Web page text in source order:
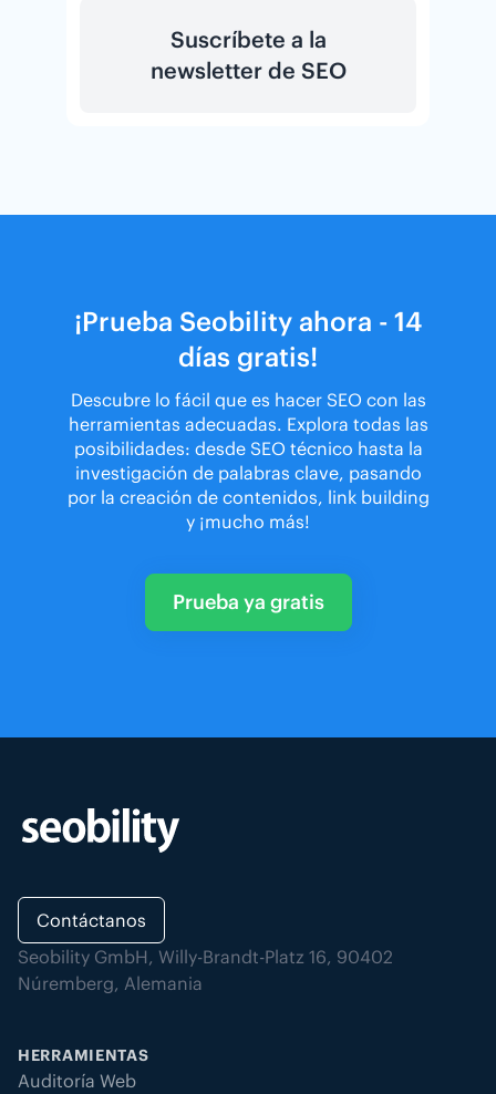
Suscríbete a la
newsletter de SEO
¡Prueba Seobility ahora - 14
días gratis!
Descubre lo fácil que es hacer SEO con las
herramientas adecuadas. Explora todas las
posibilidades: desde SEO técnico hasta la
investigación de palabras clave, pasando
por la creación de contenidos, link building
y ¡mucho más!
Prueba ya gratis
Contáctanos
Seobility GmbH, Willy-Brandt-Platz 16, 90402
Núremberg, Alemania
HERRAMIENTAS
Auditoría Web